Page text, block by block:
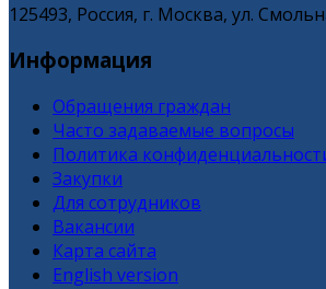
125493, Россия, г. Москва, ул.
Информация
Обращения граждан
Часто задаваемые вопросы
Политика
Закупки
Для сотрудников
Вакансии
Карта сайта
English version